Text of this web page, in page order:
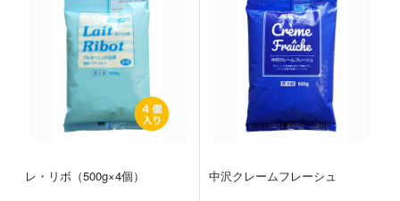
レ・リボ（500g×4個） 中沢クレームフレーシュ